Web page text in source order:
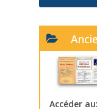
Accéder